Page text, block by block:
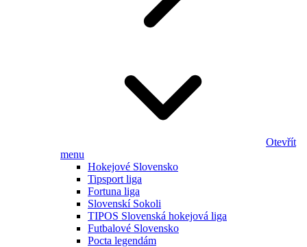
Otevřít
menu
Hokejové Slovensko
Tipsport liga
Fortuna liga
Slovenskí Sokoli
TIPOS Slovenská hokejová liga
Futbalové Slovensko
Pocta legendám